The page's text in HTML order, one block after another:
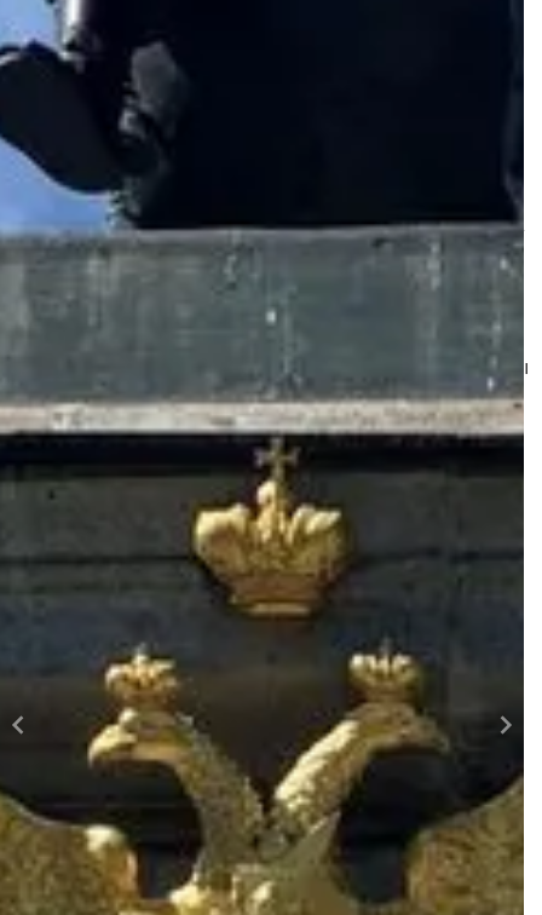
•
Увидите самый загадочный замок Санкт-
Петербурга и найдете окно спальни, где убили
Павла I
Полное описание
Этот уникальный маршрут, который начинается на углу
Невского проспекта и набережной реки Мойки,
проходит через Дворцовую площадь, Миллионную
улицу, Марсово Поле и заканчивается в Михайловском
замке, окунет вас в атмосферу жизни Петербурга конца
18 века. Пройдя главным маршрутом заговорщиков, вы
узнаете, что послужило причиной убийства Павла
Первого, каким он был человеком и какие
Показать больше
Что включено
Посещение внутреннего двора Михайловского
Аудиоэкскурсия для вашего смартфона в
приложении WeGoTrip
Наушники не включены — возьмите свои
Билеты в Михайловский замок
Экскурсовода нет — это аудиоэкскурсия для
самостоятельного прослушивания